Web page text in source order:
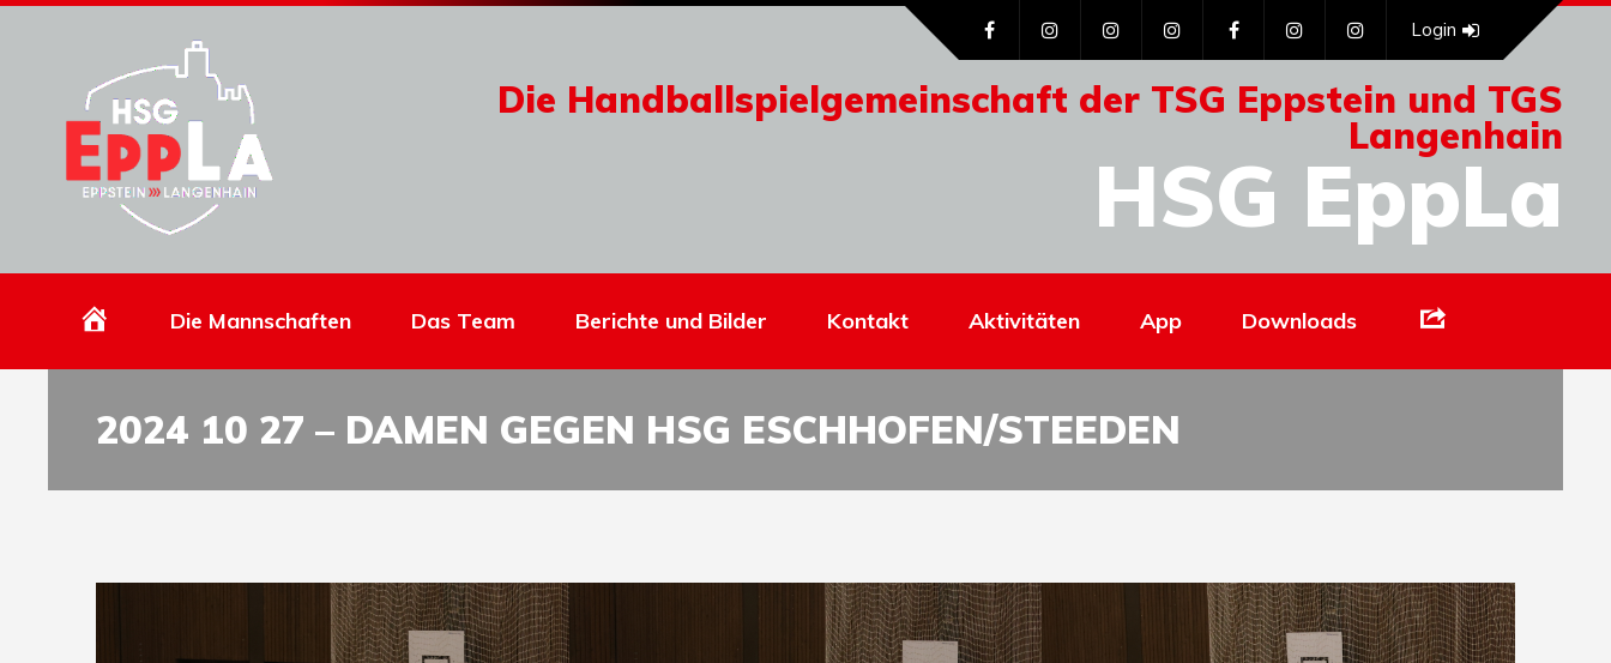
Die Handballspielgemeinschaft der TSG Eppstein und TGS
Langenhain
HSG EppLa
Login
HomepageDie Mannschaften Das Team Berichte und Bilder Kontakt Aktivitäten App Downloads
2024 10 27 – DAMEN GEGEN HSG ESCHHOFEN/STEEDEN